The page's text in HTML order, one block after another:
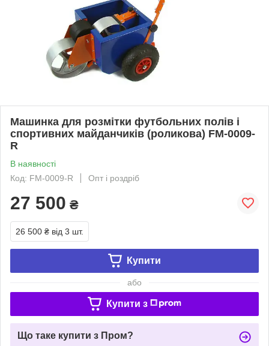
Машинка для розмітки футбольних полів і
спортивних майданчиків (роликова) FM-0009-
R
В наявності
Код: FM-0009-R
Опт і роздріб
27 500 ₴
26 500 ₴ від 3 шт.
Купити
або
Купити з
Що таке купити з Пром?